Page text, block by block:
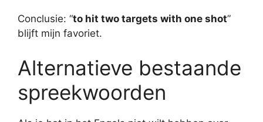
Conclusie: “to hit two targets with one shot”
blijft mijn favoriet.
Alternatieve bestaande
spreekwoorden